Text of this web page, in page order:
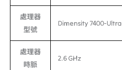
處理器
型號
Dimensity 7400-Ultra
處理器
時脈
2.6 GHz